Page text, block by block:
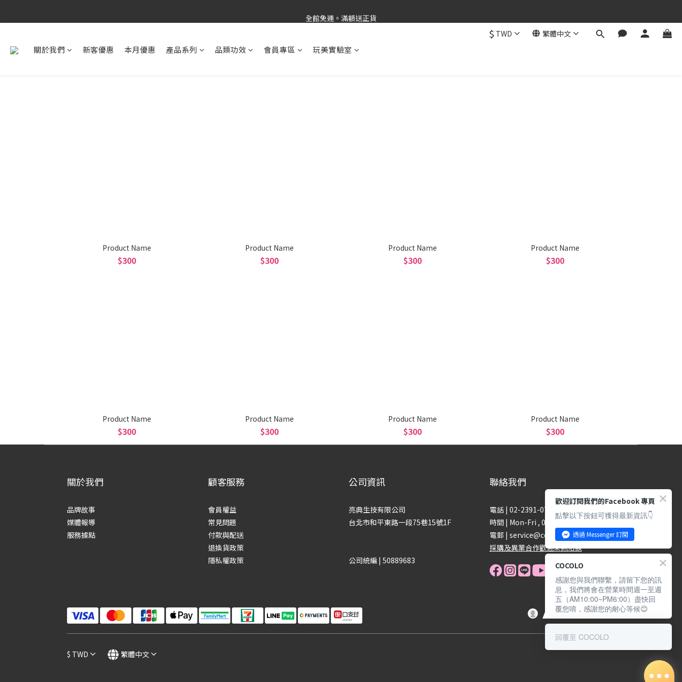
$ TWD 繁體中文
關於我們 新客優惠 本月優惠 產品系列 品類功效 會員專區 玩美實驗室
Product Name
$300
Product Name
$300
Product Name
$300
Product Name
$300
Product Name
$300
Product Name
$300
Product Name
$300
Product Name
$300
關於我們
品牌故事
媒體報導
服務據點
顧客服務
會員權益
常見問題
付款與配送
退換貨政策
隱私權政策
公司資訊
亮典生技有限公司
台北市和平東路一段75巷15號1F
公司統編 | 50889683
聯絡我們
電話 | 02-2391-0779
時間 | Mon-Fri , 09:00-18:00
電郵 | service@cocolo.com.tw
採購及異業合作歡迎來訊洽談
$ TWD 繁體中文
歡迎訂閱我們的Facebook 專頁
點擊以下按鈕可獲得最新資訊👇
透過 Messenger 訂閱
COCOLO
感謝您與我們聯繫，請留下您的訊
息，我們將會在營業時間週一至週
五（AM10:00~PM6:00）盡快回
覆您唷，感謝您的耐心等候😊
回覆至 COCOLO